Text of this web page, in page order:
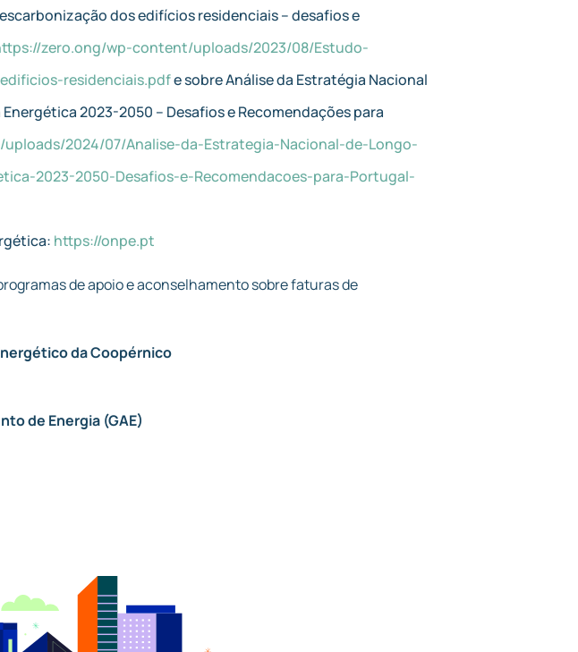
dos edifícios residenciais – desafios e
zero.ong/wp-content/uploads/2023/08/Estudo-
residenciais.pdfe sobre Análise da Estratégia Nacional
2023-2050 – Desafios e Recomendações para
2024/07/Analise-da-Estrategia-Nacional-de-Longo-
2023-2050-Desafios-e-Recomendacoes-para-Portugal-
https://onpe.pt
de apoio e aconselhamento sobre faturas de
da Coopérnico
de Energia (GAE)